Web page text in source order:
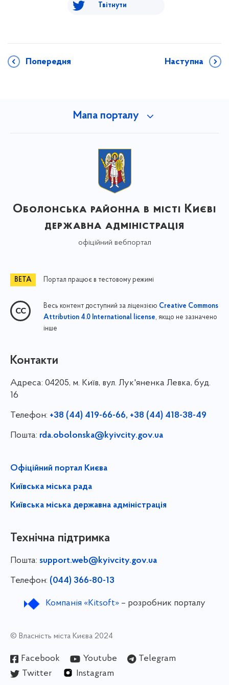
Твітнути
Попередня Наступна
Мапа порталу
Оболонська районна в місті Києві
державна адміністрація
офіційний вебпортал
Портал працює в тестовому режимі
Весь контент доступний за ліцензією Creative Commons
Attribution 4.0 International license, якщо не зазначено
інше
Контакти
Адреса: 04205, м. Київ, вул. Лук'яненка Левка, буд.
16
Телефон: +38 (44) 419-66-66, +38 (44) 418-38-49
Пошта: rda.obolonska@kyivcity.gov.ua
Офіційний портал Києва
Київська міська рада
Київська міська державна адміністрація
Технічна підтримка
Пошта: support.web@kyivcity.gov.ua
Телефон: (044) 366-80-13
Компанія «Kitsoft»– розробник порталу
© Власність міста Києва 2024
Facebook Youtube
Telegram
Twitter
Instagram